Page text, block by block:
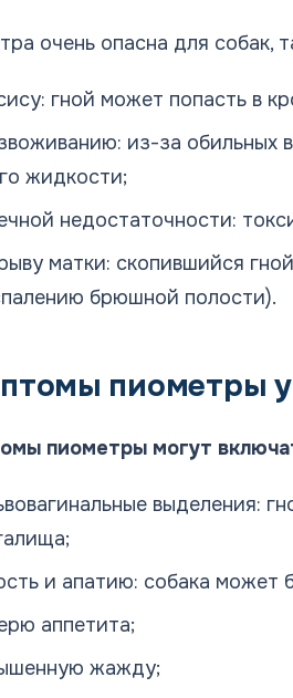
очень опасна для собак,
гной может попасть в
из-за обильных
жидкости;
недостаточности:
матки: скопившийся
брюшной полости).
пиометры у
пиометры могут
выделения:
и апатию: собака может
аппетита;
жажду;